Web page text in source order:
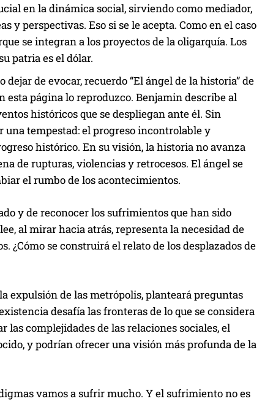
en la dinámica social, sirviendo como mediador,
y perspectivas. Eso si se le acepta. Como en el caso
se integran a los proyectos de la oligarquía. Los
patria es el dólar.
de evocar, recuerdo “El ángel de la historia” de
esta página lo reproduzco. Benjamin describe al
históricos que se despliegan ante él. Sin
una tempestad: el progreso incontrolable y
histórico. En su visión, la historia no avanza
de rupturas, violencias y retrocesos. El ángel se
el rumbo de los acontecimientos.
y de reconocer los sufrimientos que han sido
al mirar hacia atrás, representa la necesidad de
¿Cómo se construirá el relato de los desplazados de
expulsión de las metrópolis, planteará preguntas
desafía las fronteras de lo que se considera
las complejidades de las relaciones sociales, el
y podrían ofrecer una visión más profunda de la
vamos a sufrir mucho. Y el sufrimiento no es